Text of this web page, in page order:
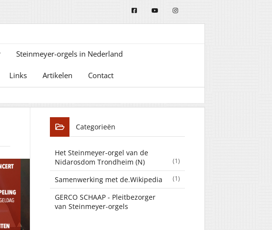
Steinmeyer-orgels in Nederland
Links Artikelen Contact
Categorieën
Het Steinmeyer-orgel van de
Nidarosdom Trondheim (N)
(1)
Samenwerking met de.Wikipedia (1)
GERCO SCHAAP - Pleitbezorger
van Steinmeyer-orgels